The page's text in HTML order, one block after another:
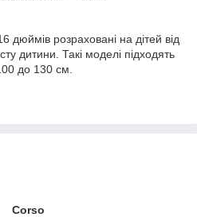
дюймів розраховані на дітей від
дитини. Такі моделі підходять
до 130 см.
Corso